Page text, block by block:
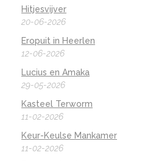
Hitjesvijver
20-06-2026
Eropuit in Heerlen
12-06-2026
Lucius en Amaka
29-05-2026
Kasteel Terworm
11-02-2026
Keur-Keulse Mankamer
11-02-2026